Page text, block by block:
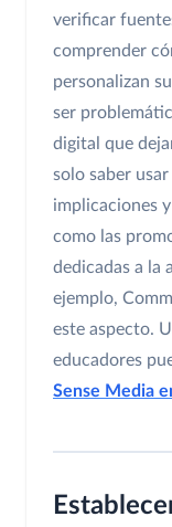
verificar
comprender
personalizan
ser
digital que
solo saber
implicaciones
como las
dedicadas a la
ejemplo,
este aspecto.
educadores
Sense Media